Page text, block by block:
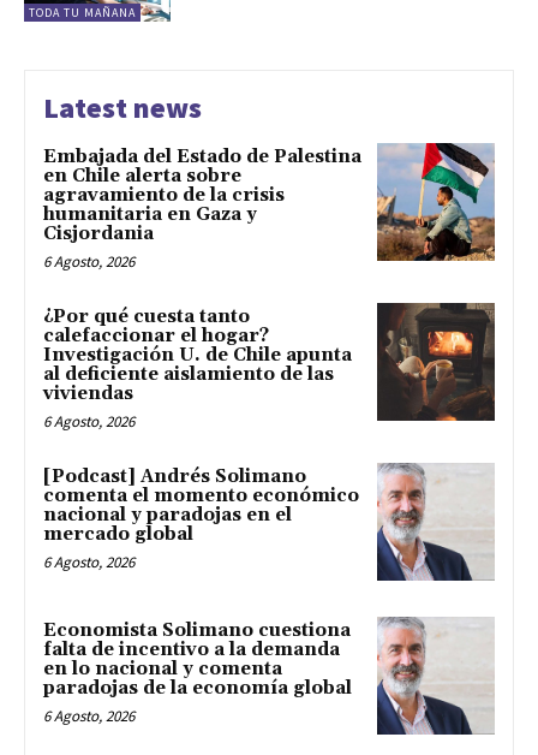
TODA TU MAÑANA
Latest news
Embajada del Estado de Palestina
en Chile alerta sobre
agravamiento de la crisis
humanitaria en Gaza y
Cisjordania
6 Agosto, 2026
¿Por qué cuesta tanto
calefaccionar el hogar?
Investigación U. de Chile apunta
al deficiente aislamiento de las
viviendas
6 Agosto, 2026
[Podcast] Andrés Solimano
comenta el momento económico
nacional y paradojas en el
mercado global
6 Agosto, 2026
Economista Solimano cuestiona
falta de incentivo a la demanda
en lo nacional y comenta
paradojas de la economía global
6 Agosto, 2026